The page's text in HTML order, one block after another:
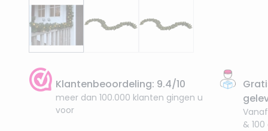
Klantenbeoordeling: 9.4/10
meer dan 100.000 klanten gingen u
voor
Vanaf
&